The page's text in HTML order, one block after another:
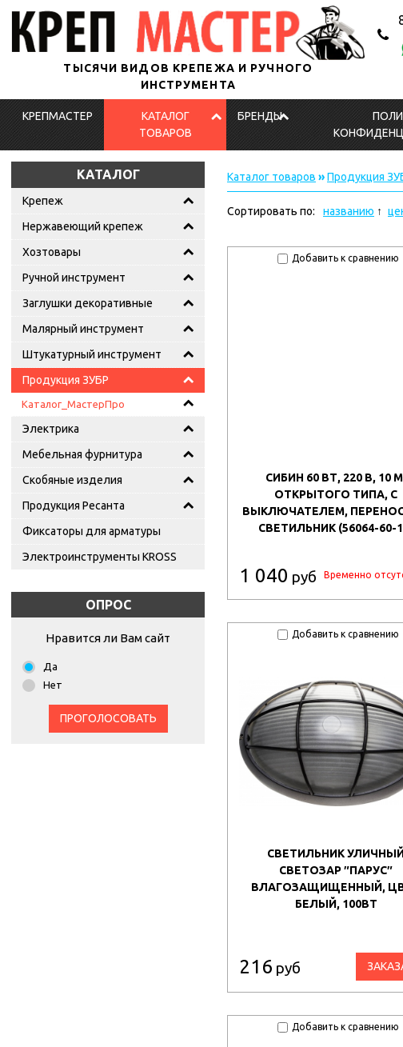
ТЫСЯЧИ ВИДОВ КРЕПЕЖА И РУЧНОГО
ИНСТРУМЕНТА
КРЕПМАСТЕР
КАТАЛОГ
ТОВАРОВ
БРЕНДЫ
КАТАЛОГ
Крепеж
Нержавеющий крепеж
Хозтовары
Ручной инструмент
Заглушки декоративные
Малярный инструмент
Штукатурный инструмент
Продукция ЗУБР
Каталог_МастерПро
Электрика
Мебельная фурнитура
Скобяные изделия
Продукция Ресанта
Фиксаторы для арматуры
Электроинструменты KROSS
ОПРОС
Нравится ли Вам сайт
Да
Нет
ПРОГОЛОСОВАТЬ
Каталог товаров »Продукция
Сортировать по: названию
Добавить к сравнению
СИБИН 60 ВТ, 220 В, 10
ОТКРЫТОГО ТИПА, С
ВЫКЛЮЧАТЕЛЕМ,
СВЕТИЛЬНИК (56064-60-
1 040 руб Временно
Добавить к сравнению
СВЕТИЛЬНИК
СВЕТОЗАР ″ПАРУС″
ВЛАГОЗАЩИЩЕННЫЙ,
БЕЛЫЙ, 100ВТ
216 руб
Добавить к сравнению